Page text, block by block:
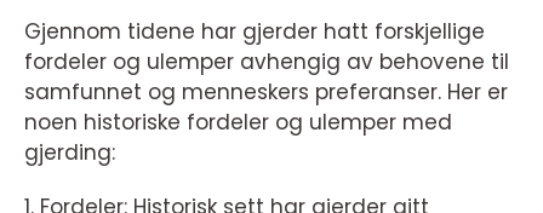
Gjennom tidene har gjerder hatt forskjellige
fordeler og ulemper avhengig av behovene til
samfunnet og menneskers preferanser. Her er
noen historiske fordeler og ulemper med
gjerding: